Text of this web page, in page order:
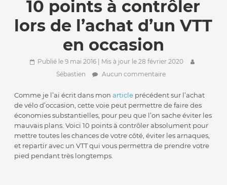
10 points à contrôler
lors de l’achat d’un VTT
en occasion
Publié le 9 mai 2016| Mis à jour le 28 février 2020
Sébastien
Aucun commentaire
Comme je l’ai écrit dans monarticle précédent sur l’achat
de vélo d’occasion, cette voie peut permettre de faire des
économies substantielles, pour peu que l’on sache éviter les
mauvais plans. Voici 10 points à contrôler absolument pour
mettre toutes les chances de votre côté, éviter les arnaques,
et repartir avec un VTT qui vous permettra de prendre votre
pied pendant très longtemps.